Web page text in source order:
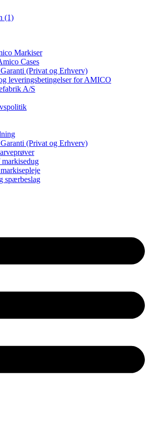
Markiser
Cases
(Privat og Erhverv)
leveringsbetingelser for AMICO
A/S
(Privat og Erhverv)
spærbeslag